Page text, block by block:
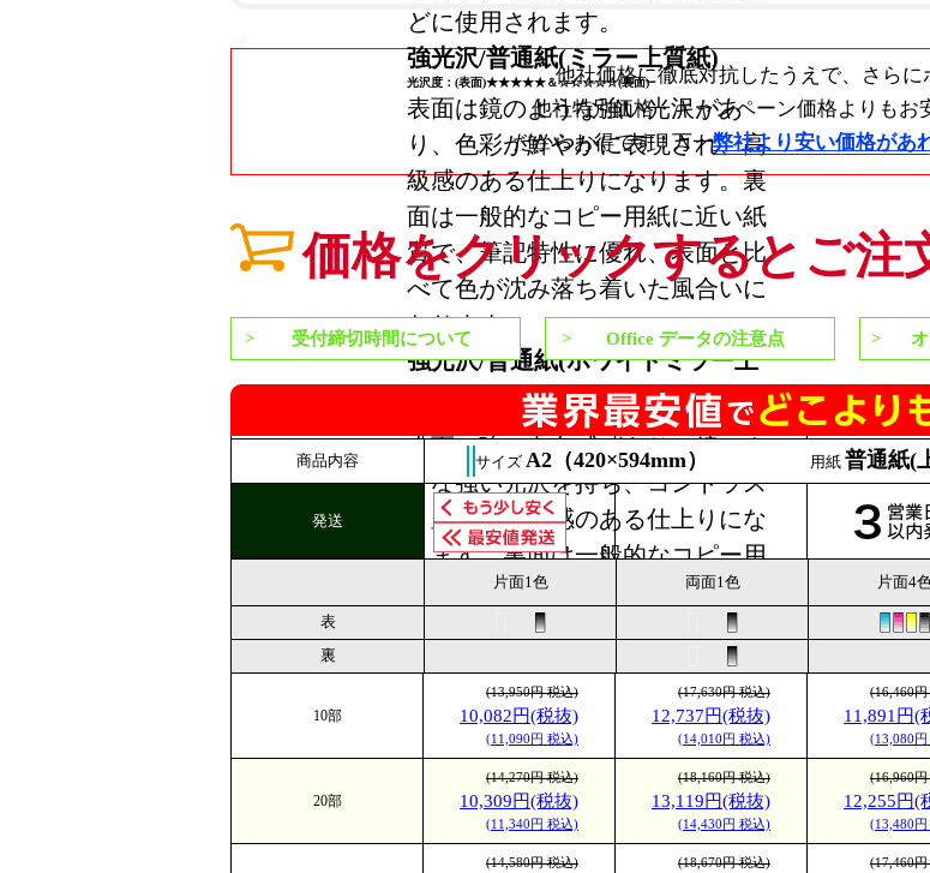
どに使用されます。
強光沢/普通紙(ミラー上質紙)
光沢度：(表面)★★★★★＆☆☆☆☆☆(裏面)
表面は鏡のような強い光沢があ
り、色彩が鮮やかに表現され、高
級感のある仕上りになります。裏
面は一般的なコピー用紙に近い紙
質で、筆記特性に優れ、表面と比
べて色が沈み落ち着いた風合いに
なります。
強光沢/普通紙(ホワイトミラー上
光沢度：(表面)★★★★★＆☆☆☆☆☆(裏面)
表面に強い白色感があり、鏡のよ
うな強い光沢を持ち、コントラス
ト豊かな高級感のある仕上りにな
ります。裏面は一般的なコピー用
紙に近い紙質で、筆記特性に優
れ、表面と比べて色が沈み落ち着
強光沢/光沢紙(ミラーコート紙)
光沢度：(表面)★★★★★＆★★★★☆(裏面)
表面は鏡のような強い光沢があ
り、色彩が鮮やかに表現され、高
級感のある仕上りになります。裏
面は表面に比べると少し光沢が抑
他社価格に徹底対抗したうえで、
さらに
他社特別価格・キャンペーン価格よりもお
だからお得です ! 万一弊社より安い価格があ
価格をクリックするとご注
受付締切時間について Office データの注意点
10部
(13,950円 税込)
10,082円(税抜)
(11,090円 税込)
(17,630円 税込)
12,737円(税抜)
(14,010円 税込)
(16,460
11,891円(
(13,080
20部
(14,270円 税込)
10,309円(税抜)
(11,340円 税込)
(18,160円 税込)
13,119円(税抜)
(14,430円 税込)
(16,960
12,255円(
(13,480
(14,580円 税込) (18,670円 税込) (17,460
商品内容 サイズ A2（420×594mm） 用紙 普通紙(
発送
片面1色 両面1色 片面4
表
裏